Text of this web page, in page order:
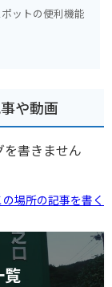
ットの便利機能
や動画
書きません
の場所の記事を書く
覧